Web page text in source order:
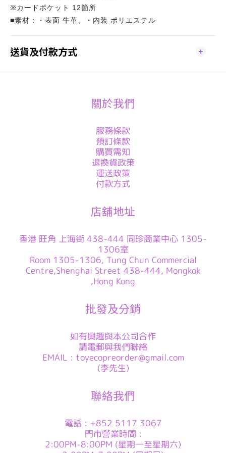
※カードポケット 12箇所
■素材：・表面 牛革、・内装 ポリエステル
送貨及付款方式
關於我們
服務條款
預訂條款
購買需知
退換貨政策
運送政策
付款方式
店舖地址
香港 旺角 上海街 438-444 同珍商業中心 1305-
1306室
Room 1305-1306, Tung Chun Commercial
Centre,Shenghai Street 438-444, Mongkok
,Hong Kong
批發及分銷
如有興趣與本公司合作
請電郵與我們聯絡
EMAIL : toyecopreorder@gmail.com
(李先生)
聯絡我們
電話 : +852 5117 3067
門市營業時間 :
2:00PM-8:00PM (星期一至星期六)